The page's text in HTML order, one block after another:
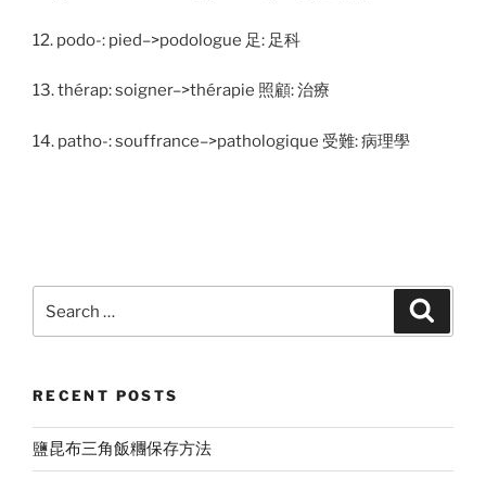
12. podo-: pied–>podologue 足: 足科
13. thérap: soigner–>thérapie 照顧: 治療
14. patho-: souffrance–>pathologique 受難: 病理學
for:
RECENT POSTS
鹽昆布三角飯糰保存方法